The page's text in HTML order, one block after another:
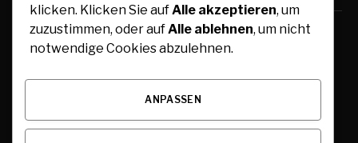
STIG ROCK Erfahrungen Ist das
Konzept eine Alternative zu
klicken. Klicken Sie aufAlle akzeptieren, um
zuzustimmen, oder aufAlle ablehnen, um nicht
notwendige Cookies abzulehnen.
ANPASSEN